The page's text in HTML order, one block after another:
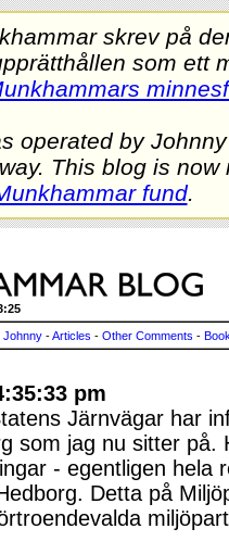
skrev på
som ett
operated by
This blog is
fund.
Johnny -Articles - Other Comments -
pm
Järnvägar har
som jag nu sitter på.
- egentligen hela
Detta på